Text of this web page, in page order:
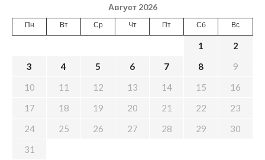
Август 2026
Пн Вт Ср Чт Пт Сб Вс
1
2
3
4 5 6 7 8
9
10
11 12 13 14 15
16
17
18 19 20 21 22
23
24
25 26 27 28 29
30
31